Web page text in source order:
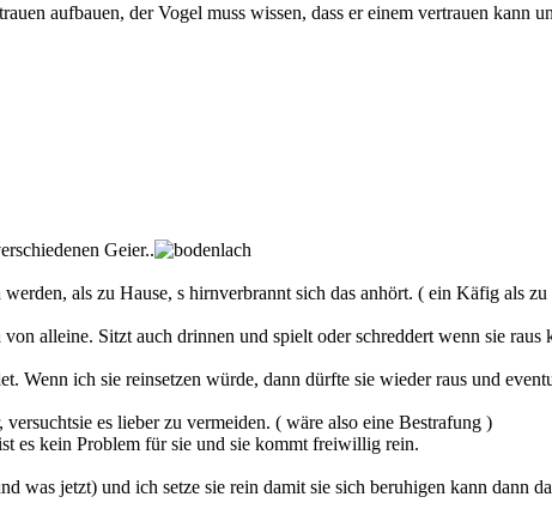
aufbauen, der Vogel muss wissen, dass er einem vertrauen
Geier..
als zu Hause, s hirnverbrannt sich das anhört. ( ein Käfig als zu
alleine. Sitzt auch drinnen und spielt oder schreddert wenn sie
Wenn ich sie reinsetzen würde, dann dürfte sie wieder raus und
es lieber zu vermeiden. ( wäre also eine Bestrafung )
es kein Problem für sie und sie kommt freiwillig rein.
was jetzt) und ich setze sie rein damit sie sich beruhigen kann dann